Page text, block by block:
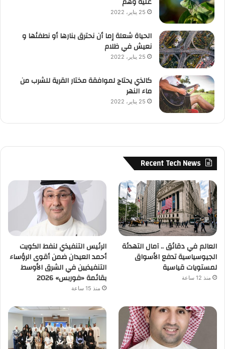
25 يناير، 2022
الحياة شعلة إما أن نحترق بنارها أو نطفئها و
نعيش في ظلام
25 يناير، 2022
كالذي يحتاج لموافقة مختار القرية للشرب من
ماء النهر
25 يناير، 2022
Recent Tech News
العالم في دقائق .. آمال التهدئة
الجيوسياسية تدفع الأسواق
لمستويات قياسية
منذ 12 ساعة
الرئيس التنفيذي لنفط الكويت
أحمد العيدان ضمن أقوى الرؤساء
التنفيذيين في الشرق الأوسط
بقائمة «فوربس» 2026
منذ 15 ساعة